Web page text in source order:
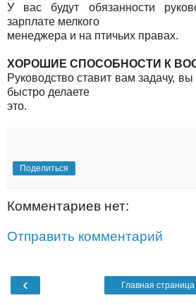
У вас будут обязанности
зарплате мелкого
менеджера и на птичьих правах.
ХОРОШИЕ СПОСОБНОСТИ К
Руководство ставит вам задачу,
быстро делаете
это.
Поделиться
Комментариев нет:
Отправить комментарий
‹ Главная страница